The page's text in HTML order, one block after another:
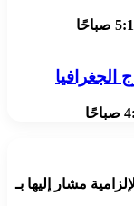
الجغرافيا
مشار إليها بـ